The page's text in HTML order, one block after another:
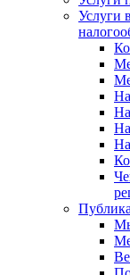
Услуги